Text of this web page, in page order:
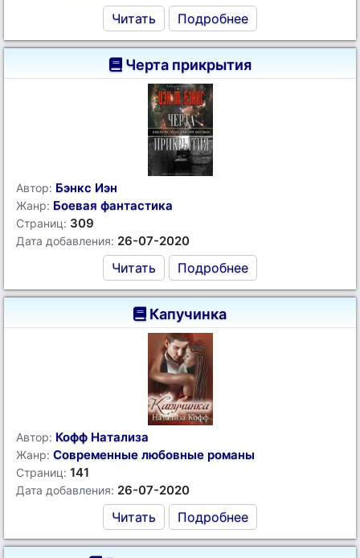
Читать Подробнее
Черта прикрытия
Автор: Бэнкс Иэн
Жанр: Боевая фантастика
Страниц: 309
Дата добавления: 26-07-2020
Читать Подробнее
Капучинка
Автор: Кофф Натализа
Жанр: Современные любовные романы
Страниц: 141
Дата добавления: 26-07-2020
Читать Подробнее